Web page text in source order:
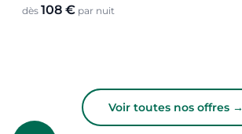
dès 108 € par nuit
Voir toutes nos offres →